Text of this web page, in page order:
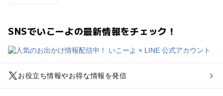
SNSでいこーよの最新情報をチェック！
お役立ち情報やお得な情報を発信